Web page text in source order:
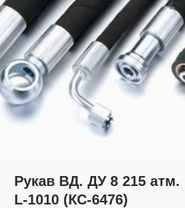
Рукав ВД. ДУ 8 215 атм.
L-1010 (КС-6476)